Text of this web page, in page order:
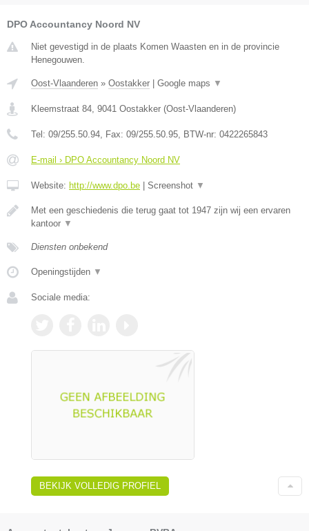
DPO Accountancy Noord NV
Niet gevestigd in de plaats Komen Waasten en in de provincie
Henegouwen.
Oost-Vlaanderen » Oostakker Google maps ▼
Kleemstraat 84, 9041 Oostakker (Oost-Vlaanderen)
Tel: 09/255.50.94, Fax: 09/255.50.95, BTW-nr: 0422265843
E-mail › DPO Accountancy Noord NV
Website: http://www.dpo.be Screenshot ▼
Met een geschiedenis die terug gaat tot 1947 zijn wij een ervaren
kantoor ▼
Diensten onbekend
Openingstijden ▼
Sociale media:
BEKIJK VOLLEDIG PROFIEL